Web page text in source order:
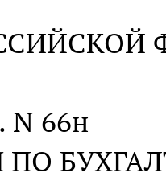
N 66н